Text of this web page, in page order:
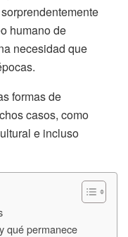
humano de
necesidad que
formas de
casos, como
e incluso
qué permanece